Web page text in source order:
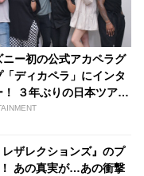
ニー初の公式アカペラグ
「ディカペラ」にインタ
！ ３年ぶりの日本ツアー
！ メンバーが明かす、
ザレクションズ』のプ
あの真実が…あの衝撃